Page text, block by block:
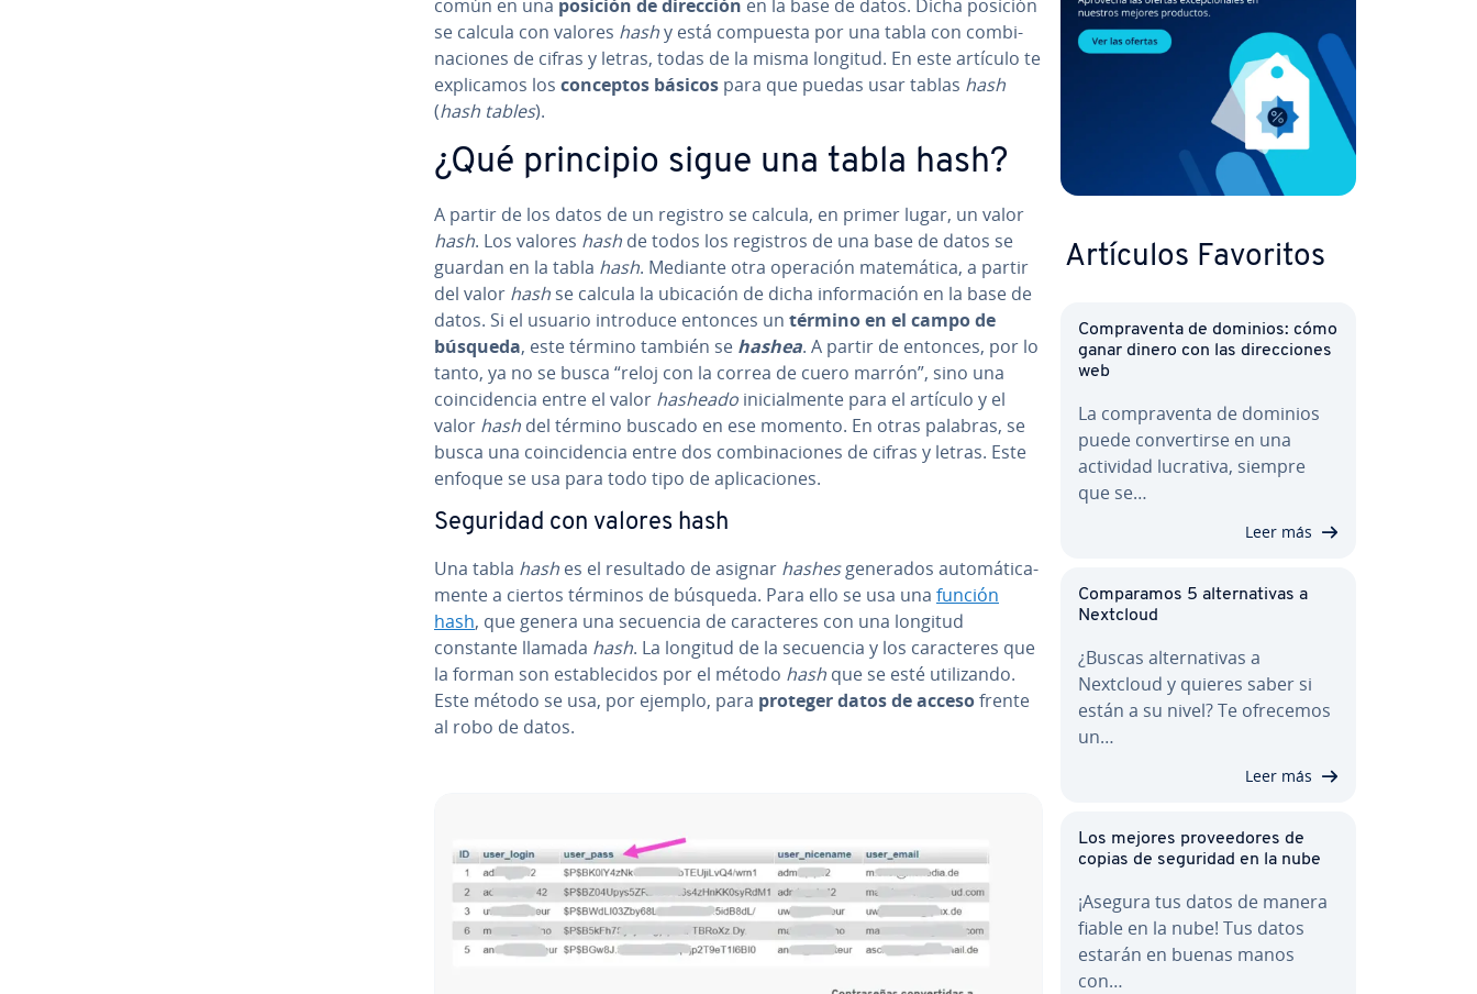
común en una posición de dirección en la base de datos. Dicha posición
se calcula con valores hashy está compuesta por una tabla con co­m­bi­
na­cio­nes de cifras y letras, todas de la misma longitud. En este artículo te
ex­pli­ca­mos los conceptos básicos para que puedas usar tablas hash
(hash tables).
¿Qué principio sigue una tabla hash?
A partir de los datos de un registro se calcula, en primer lugar, un valor
hash. Los valores hash de todos los registros de una base de datos se
guardan en la tabla hash. Mediante otra operación ma­te­má­ti­ca, a partir
del valor hash se calcula la ubicación de dicha in­fo­r­ma­ción en la base de
datos. Si el usuario introduce entonces un término en el campo de
búsqueda, este término también se hashea. A partir de entonces, por lo
tanto, ya no se busca “reloj con la correa de cuero marrón”, sino una
coin­ci­de­n­cia entre el valor hasheado ini­cia­l­me­n­te para el artículo y el
valor hash del término buscado en ese momento. En otras palabras, se
busca una coin­ci­de­n­cia entre dos co­m­bi­na­cio­nes de cifras y letras. Este
enfoque se usa para todo tipo de apli­ca­cio­nes.
Seguridad con valores hash
Una tabla hash es el resultado de asignar hashesgenerados au­to­má­ti­ca­
me­n­te a ciertos términos de búsqueda. Para ello se usa una función
hash, que genera una secuencia de ca­ra­c­te­res con una longitud
constante llamada hash. La longitud de la secuencia y los ca­ra­c­te­res que
la forman son es­ta­ble­ci­dos por el método hash que se esté uti­li­za­n­do.
Este método se usa, por ejemplo, para proteger datos de accesofrente
al robo de datos.
Artículos Favoritos
Co­m­pra­ve­n­ta de dominios: cómo
ganar dinero con las di­re­c­cio­nes
web
La co­m­pra­ve­n­ta de dominios
puede co­n­ve­r­ti­r­se en una
actividad lucrativa, siempre
que se…
Leer más
Co­m­pa­ra­mos 5 al­te­r­na­ti­vas a
Nextcloud
¿Buscas al­te­r­na­ti­vas a
Nextcloud y quieres saber si
están a su nivel? Te ofrecemos
un…
Leer más
Los mejores pro­vee­do­res de
copias de seguridad en la nube
¡Asegura tus datos de manera
fiable en la nube! Tus datos
estarán en buenas manos
con…